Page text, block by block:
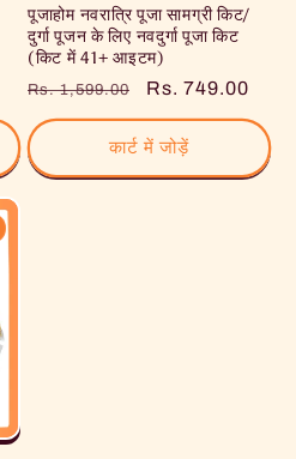
पूजाहोम नवरात्रि पूजा सामग्री किट/
दुर्गा पूजन के लिए नवदुर्गा पूजा किट
(किट में 41+ आइटम)
नियमित
रूप
से
मूल्य
Rs. 1,599.00
विक्रय
कीमत
Rs. 749.00
कार्ट में जोड़ें